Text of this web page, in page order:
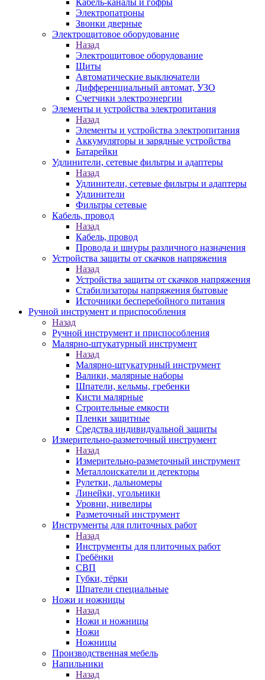
Кабель-каналы и гофры
Электропатроны
Звонки дверные
Электрощитовое оборудование
Назад
Электрощитовое оборудование
Щиты
Автоматические выключатели
Дифференциальный автомат, УЗО
Счетчики электроэнергии
Элементы и устройства электропитания
Назад
Элементы и устройства электропитания
Аккумуляторы и зарядные устройства
Батарейки
Удлинители, сетевые фильтры и адаптеры
Назад
Удлинители, сетевые фильтры и адаптеры
Удлинители
Фильтры сетевые
Кабель, провод
Назад
Кабель, провод
Провода и шнуры различного назначения
Устройства защиты от скачков напряжения
Назад
Устройства защиты от скачков напряжения
Стабилизаторы напряжения бытовые
Источники бесперебойного питания
Ручной инструмент и приспособления
Назад
Ручной инструмент и приспособления
Малярно-штукатурный инструмент
Назад
Малярно-штукатурный инструмент
Валики, малярные наборы
Шпатели, кельмы, гребенки
Кисти малярные
Строительные емкости
Пленки защитные
Средства индивидуальной защиты
Измерительно-разметочный инструмент
Назад
Измерительно-разметочный инструмент
Металлоискатели и детекторы
Рулетки, дальномеры
Линейки, угольники
Уровни, нивелиры
Разметочный инструмент
Инструменты для плиточных работ
Назад
Инструменты для плиточных работ
Гребёнки
СВП
Губки, тёрки
Шпатели специальные
Ножи и ножницы
Назад
Ножи и ножницы
Ножи
Ножницы
Производственная мебель
Напильники
Назад